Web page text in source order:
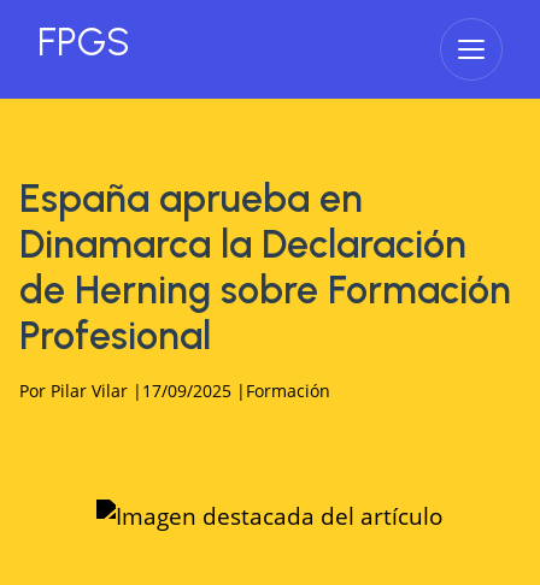
FPGS Abrir
España aprueba en
Dinamarca la Declaración
de Herning sobre Formación
Profesional
Por Pilar Vilar | 17/09/2025 | Formación